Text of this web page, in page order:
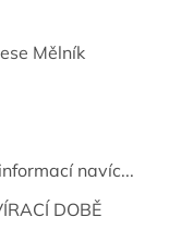
Mělník
navíc...
DOBĚ